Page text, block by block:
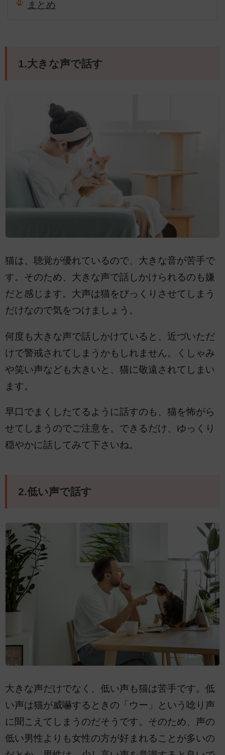
まとめ
1.大きな声で話す
猫は、聴覚が優れているので、大きな音が苦手で
す。そのため、大きな声で話しかけられるのも嫌
だと感じます。大声は猫をびっくりさせてしまう
だけなので気をつけましょう。
何度も大きな声で話しかけていると、近づいただ
けで警戒されてしまうかもしれません。くしゃみ
や笑い声なども大きいと、猫に敬遠されてしまい
ます。
早口でまくしたてるように話すのも、猫を怖がら
せてしまうのでご注意を。できるだけ、ゆっくり
穏やかに話してみて下さいね。
2.低い声で話す
大きな声だけでなく、低い声も猫は苦手です。低
い声は猫が威嚇するときの「ウー」という唸り声
に聞こえてしまうのだそうです。そのため、声の
低い男性よりも女性の方が好まれることが多いの